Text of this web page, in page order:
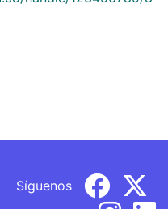
Síguenos